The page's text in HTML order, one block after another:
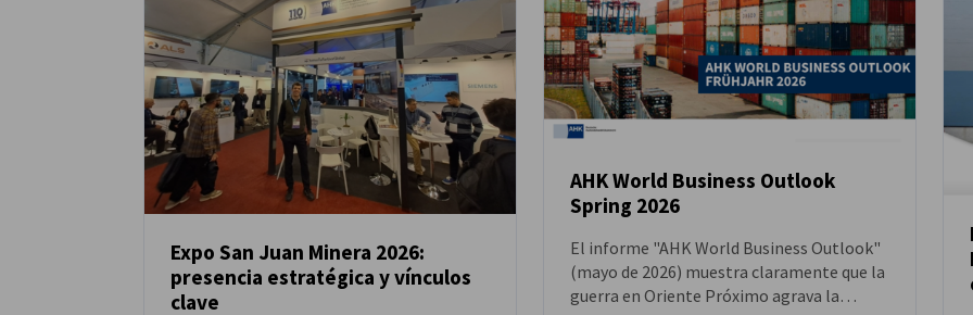
NOTICIAS
Expo San Juan Minera 2026:
presencia estratégica y vínculos
clave
AHK World Business Outlook
Spring 2026
El informe "AHK World Business Outlook"
(mayo de 2026) muestra claramente que la
guerra en Oriente Próximo agrava la